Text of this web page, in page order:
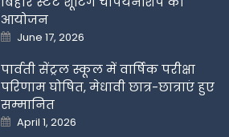
आयोजन
Posted
on
June 17, 2026
पार्वती सेंट्रल स्कूल में वार्षिक परीक्षा
परिणाम घोषित, मेधावी छात्र-छात्राएं हुए
सम्मानित
Posted
on
April 1, 2026